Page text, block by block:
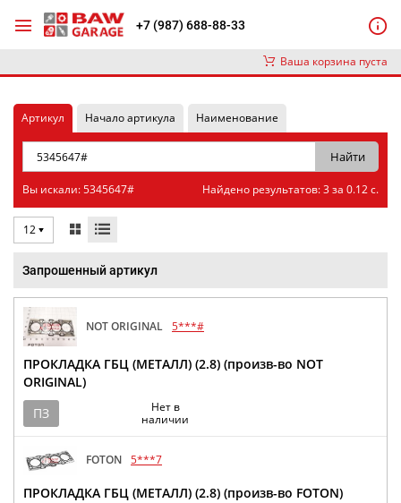
+7 (987) 688-88-33
Ваша корзина пуста
Артикул Начало артикула Наименование
Вы искали: 5345647# Найдено результатов: 3 за 0.12 с.
12
Запрошенный артикул
NOT ORIGINAL 5***#
ПРОКЛАДКА ГБЦ (МЕТАЛЛ) (2.8) (произв-во NOT
ORIGINAL)
ПЗ
Нет в
наличии
FOTON 5***7
ПРОКЛАДКА ГБЦ (МЕТАЛЛ) (2.8) (произв-во FOTON)